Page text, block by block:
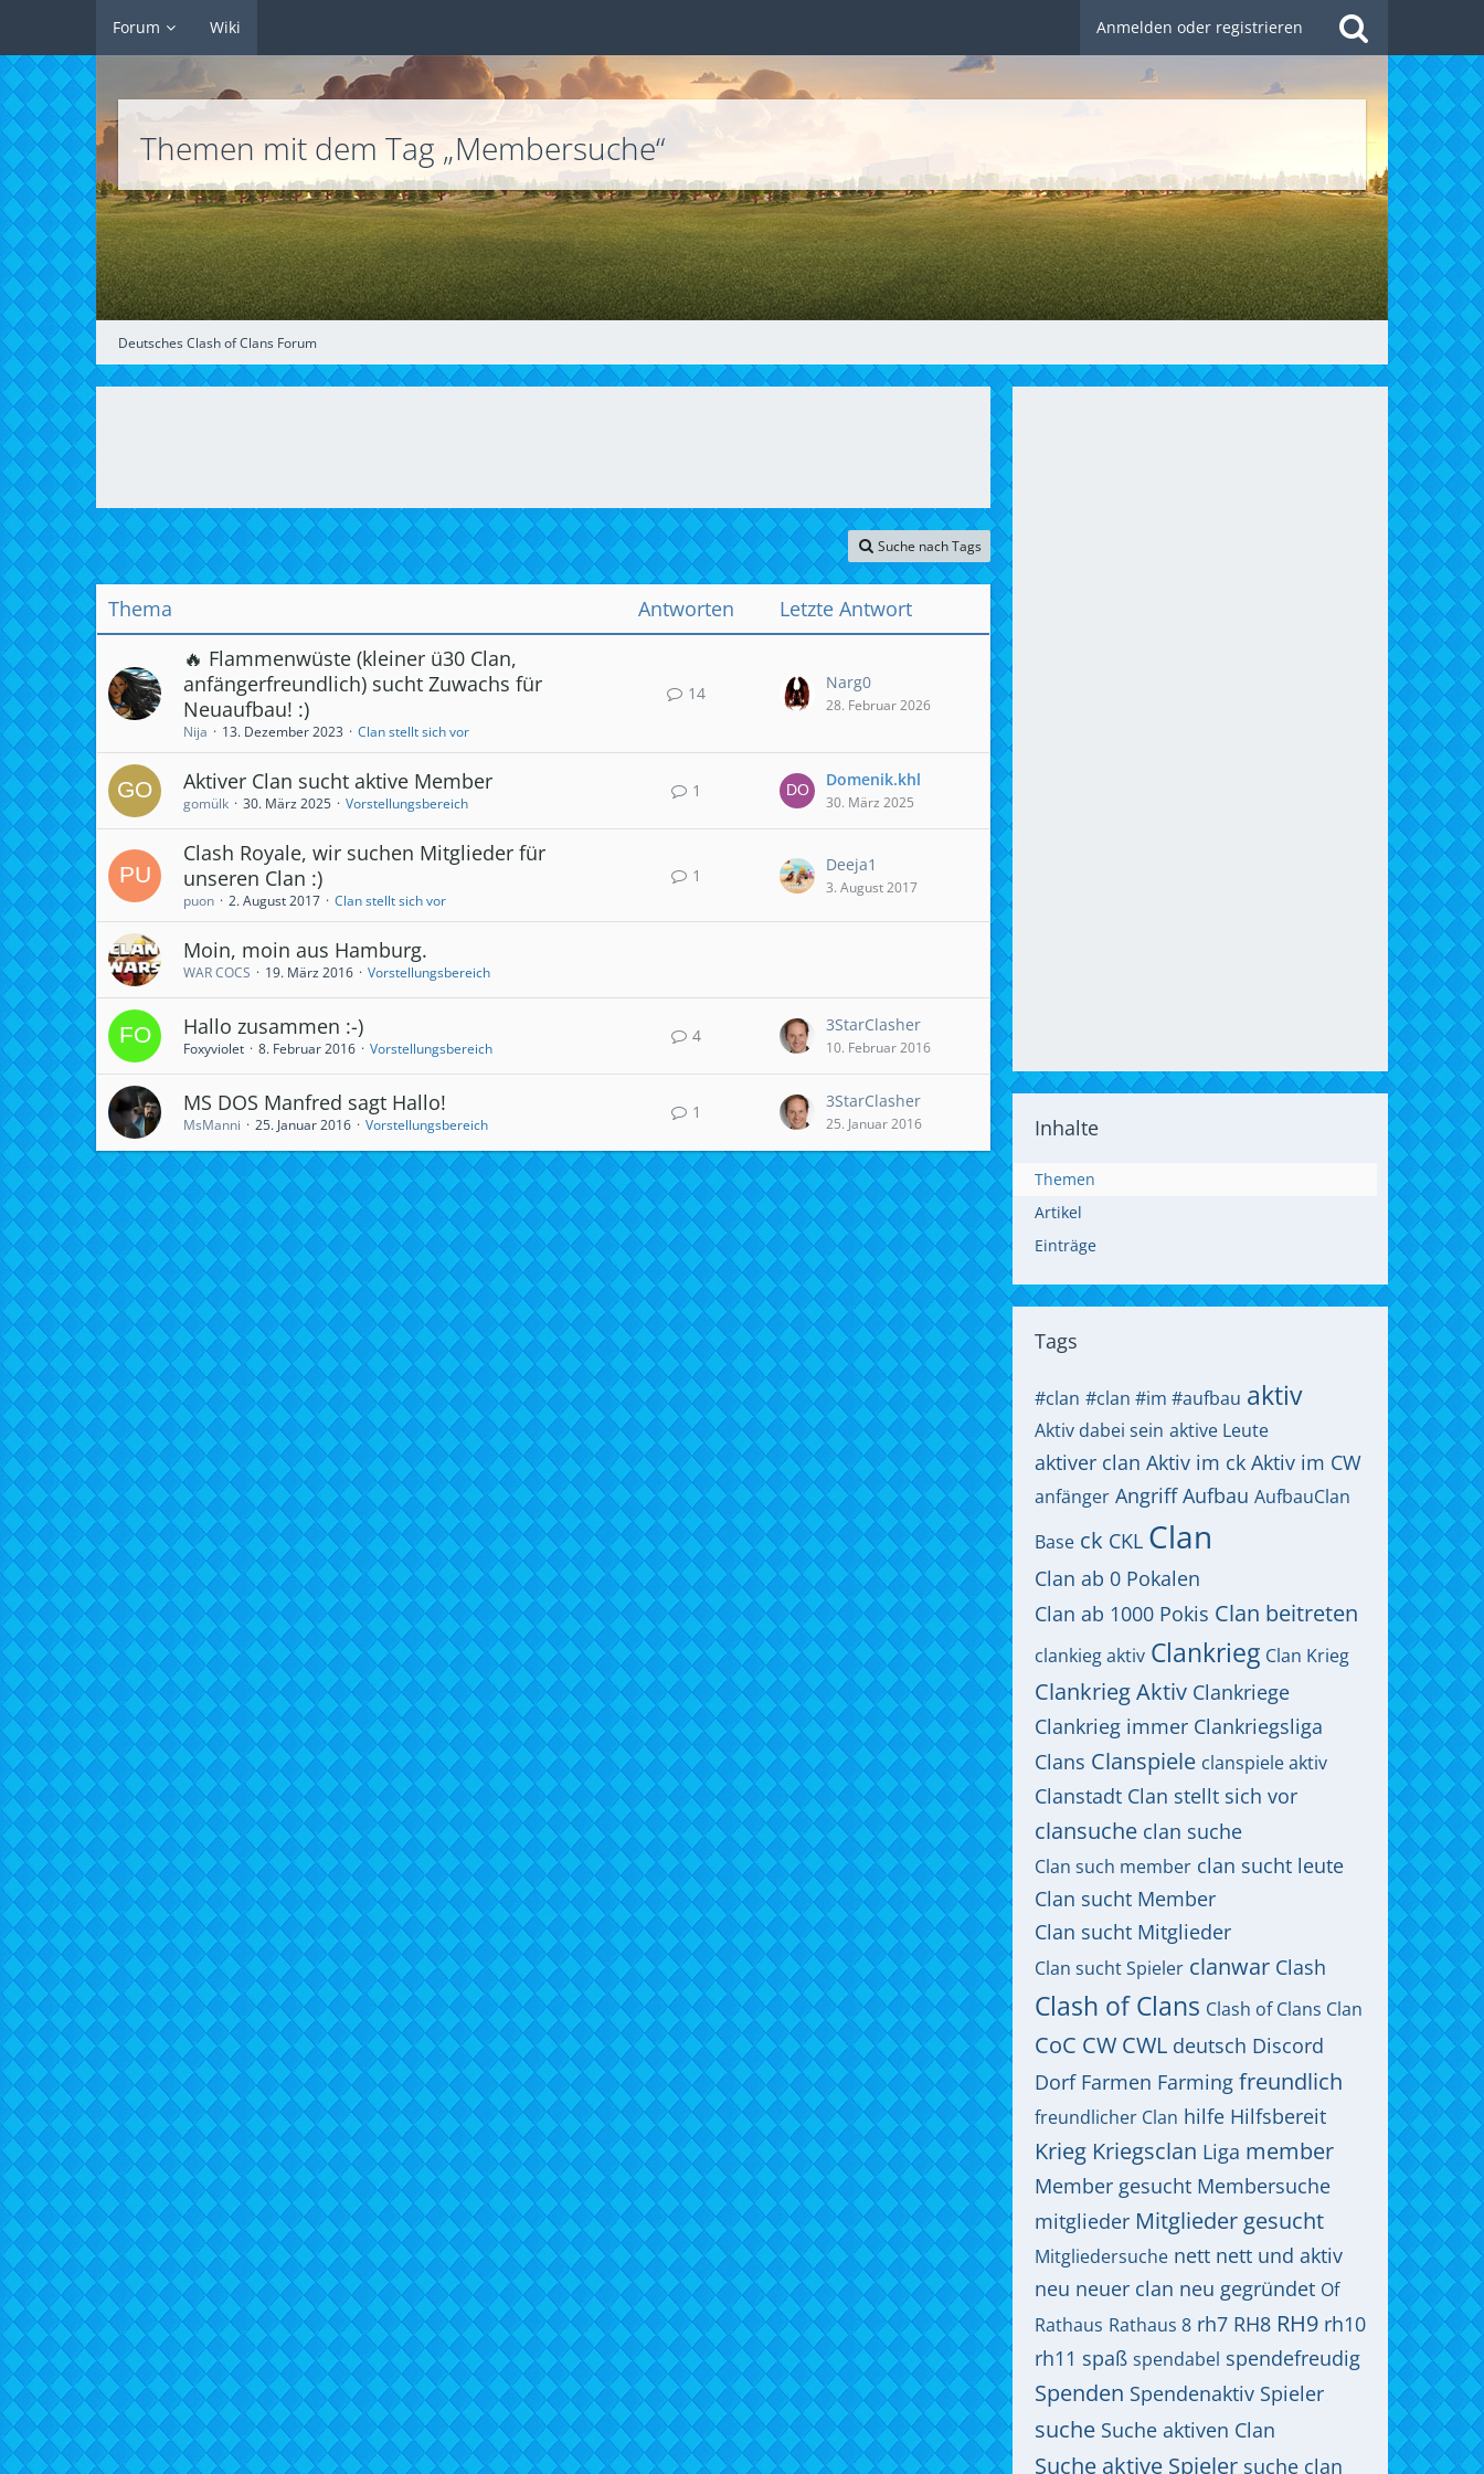
Forum Wiki Anmelden oder registrieren
Deutsches Clash of Clans Forum
Themen mit dem Tag „Membersuche“
Suche nach Tags
Thema Antworten
Letzte Antwort
🔥 Flammenwüste (kleiner ü30 Clan,
anfängerfreundlich) sucht Zuwachs für
Neuaufbau! :)
Nija 13. Dezember 2023 Clan stellt sich vor
14
Narg0
28. Februar 2026
Aktiver Clan sucht aktive Member
gomülk 30. März 2025 Vorstellungsbereich
1
Domenik.khl
30. März 2025
Clash Royale, wir suchen Mitglieder für
unseren Clan :)
puon 2. August 2017 Clan stellt sich vor
1
Deeja1
3. August 2017
Moin, moin aus Hamburg.
WAR COCS 19. März 2016 Vorstellungsbereich
Hallo zusammen :-)
Foxyviolet 8. Februar 2016 Vorstellungsbereich
4
3StarClasher
10. Februar 2016
MS DOS Manfred sagt Hallo!
MsManni 25. Januar 2016 Vorstellungsbereich
1
3StarClasher
25. Januar 2016 Inhalte
Themen
Artikel
Einträge
Tags
#clan #clan #im #aufbau aktiv
Aktiv dabei sein aktive Leute
aktiver clan Aktiv im ck Aktiv im CW
anfänger Angriff Aufbau AufbauClan
Base ck CKL Clan
Clan ab 0 Pokalen
Clan ab 1000 Pokis Clan beitreten
clankieg aktiv Clankrieg Clan Krieg
Clankrieg Aktiv Clankriege
Clankrieg immer Clankriegsliga
Clans Clanspiele clanspiele aktiv
Clanstadt Clan stellt sich vor
clansuche clan suche
Clan such member clan sucht leute
Clan sucht Member
Clan sucht Mitglieder
Clan sucht Spieler clanwar Clash
Clash of Clans Clash of Clans Clan
CoC CW CWL deutsch Discord
Dorf Farmen Farming freundlich
freundlicher Clan hilfe Hilfsbereit
Krieg Kriegsclan Liga member
Member gesucht Membersuche
mitglieder Mitglieder gesucht
Mitgliedersuche nett nett und aktiv
neu neuer clan neu gegründet Of
Rathaus Rathaus 8 rh7 RH8 RH9 rh10
rh11 spaß spendabel spendefreudig
Spenden Spendenaktiv Spieler
suche Suche aktiven Clan
Suche aktive Spieler suche clan